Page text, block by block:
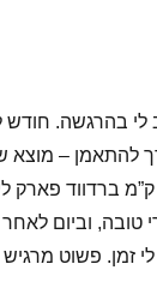
לי בהרגשה. חודש
להתאמן – מוצא
את הראשונה, 50 ק”מ
זמן. פשוט מרגיש